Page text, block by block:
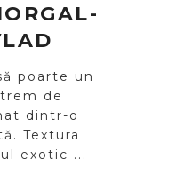
poarte un
de
dintr-o
Textura
exotic ...